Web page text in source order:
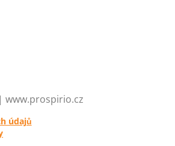
www.prospirio.cz
údajů